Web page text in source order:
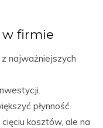
firmie
najważniejszych
płynność.
kosztów, ale na